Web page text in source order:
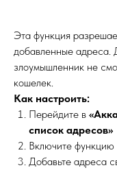
Эта функция
добавленные адреса.
злоумышленник не
кошелек.
Как настроить:
Перейдите в
список адресов»
Включите функцию
Добавьте адреса